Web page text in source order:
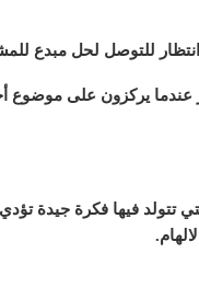
للتوصل لحل مبدع
يركزون على موضوع
تتولد فيها فكرة جيدة